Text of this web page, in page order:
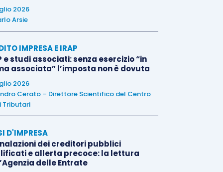
2026
Arsie
IMPRESA E IRAP
e studi associati: senza esercizio “in
associata” l’imposta non è dovuta
2026
Cerato – Direttore Scientifico del Centro
Tributari
D'IMPRESA
dei creditori pubblici
e allerta precoce: la lettura
delle Entrate